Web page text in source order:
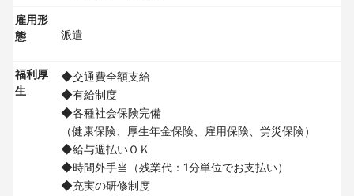
雇用形
態
派遣
福利厚
生
◆交通費全額支給
◆有給制度
◆各種社会保険完備
（健康保険、厚生年金保険、雇用保険、労災保険）
◆給与週払いＯＫ
◆時間外手当（残業代：1分単位でお支払い）
◆充実の研修制度